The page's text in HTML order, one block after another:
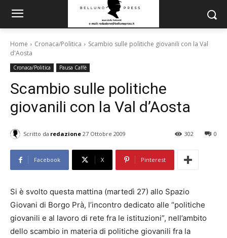
Home Cronaca/Politica
Scambio sulle politiche giovanili con la Val
d'Aosta
Cronaca/Politica Pausa Caffè
Scambio sulle politiche
giovanili con la Val d’Aosta
Scritto da redazione 27 Ottobre 2009 0
302
Facebook X Pinterest
Si è svolto questa mattina (martedì 27) allo Spazio
Giovani di Borgo Prà, l’incontro dedicato alle “politiche
giovanili e al lavoro di rete fra le istituzioni”, nell’ambito
dello scambio in materia di politiche giovanili fra la